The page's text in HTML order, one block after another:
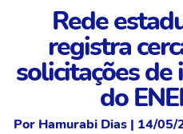
Rede
registra
solicitações de
do
Por Hamurabi Dias | 14/